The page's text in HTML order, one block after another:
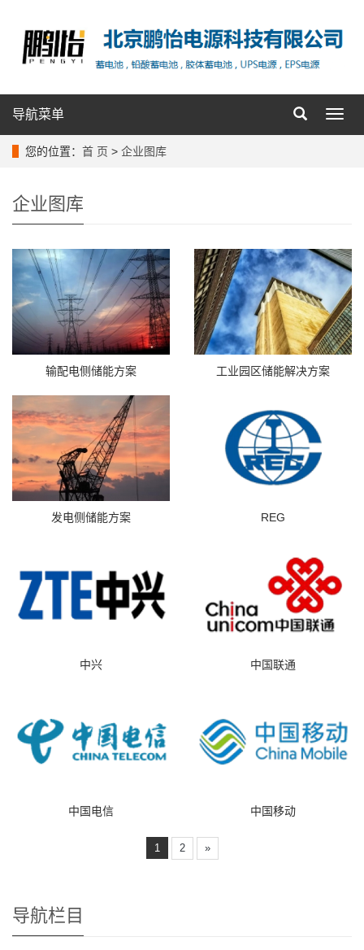
导
导航菜单
您的位置： 首 页 > 企业图库
企业图库
输配电侧储能方案 工业园区储能解决方案
发电侧储能方案 REG
中兴 中国联通
中国电信 中国移动
1 2 »
导航栏目